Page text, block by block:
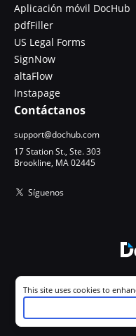
Aplicación móvil DocHub
pdfFiller
US Legal Forms
SignNow
altaFlow
Instapage
Contáctanos
support@dochub.com
17 Station St., Ste. 303
Brookline, MA 02445
Síguenos
Todos los
Cookie consent notice
This site uses cookies to
your experience. By using this
described in our
visiting ourCookie and